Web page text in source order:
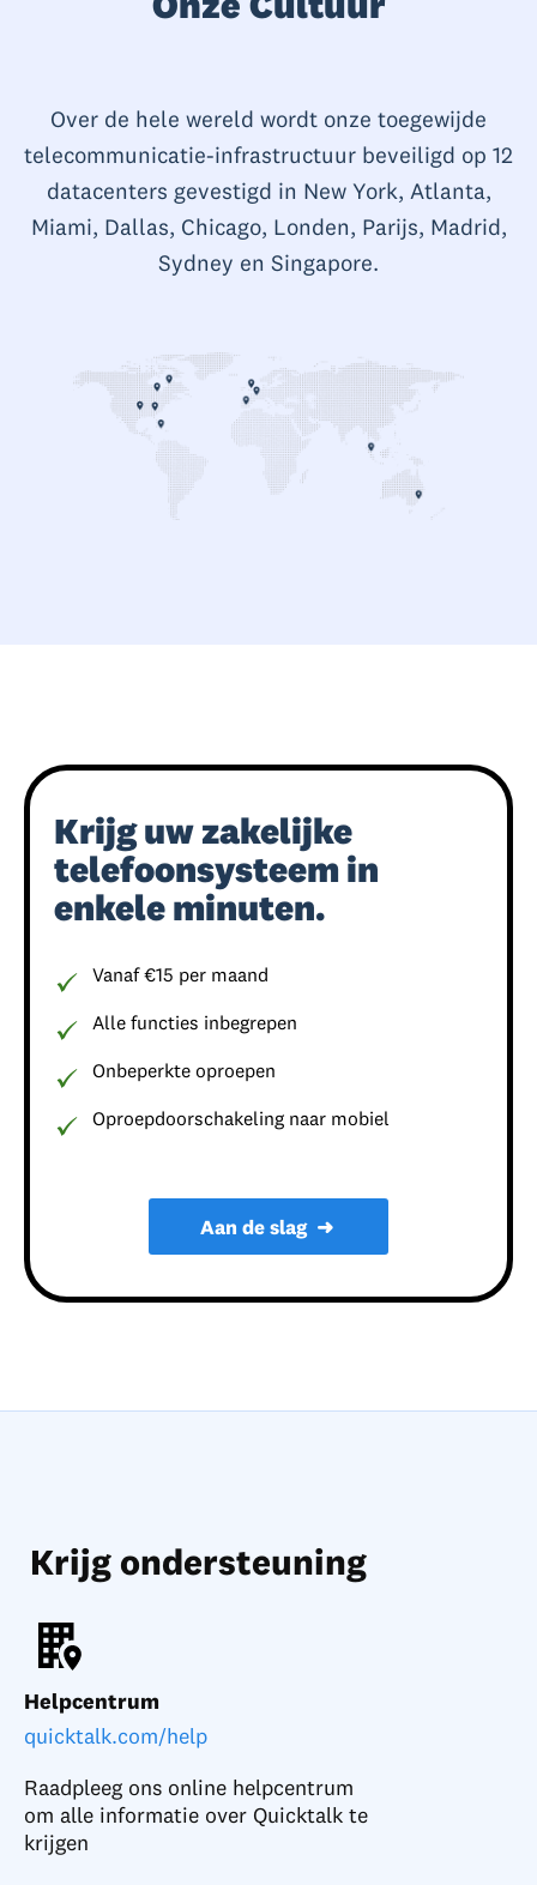
Over de hele wereld wordt onze toegewijde
telecommunicatie-infrastructuur beveiligd op 12
datacenters gevestigd in New York, Atlanta,
Miami, Dallas, Chicago, Londen, Parijs, Madrid,
Sydney en Singapore.
Krijg uw zakelijke
telefoonsysteem in
enkele minuten.
Vanaf €15 per maand
Alle functies inbegrepen
Onbeperkte oproepen
Oproepdoorschakeling naar mobiel
Aan de slag ➜
Krijg ondersteuning
Helpcentrum
quicktalk.com/help
Raadpleeg ons online helpcentrum
om alle informatie over Quicktalk te
krijgen